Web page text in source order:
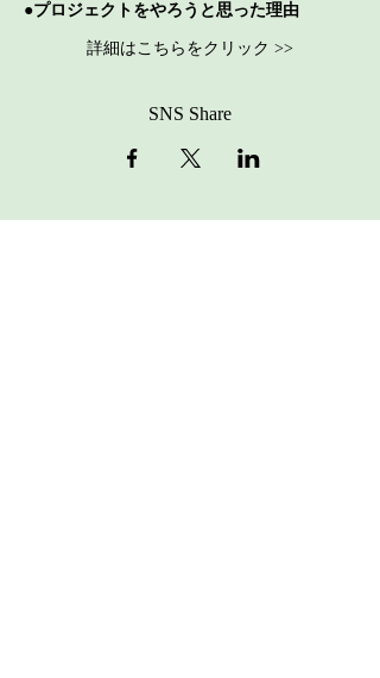
●プロジェクトをやろうと思った理由
詳細はこちらをクリック >>
SNS Share